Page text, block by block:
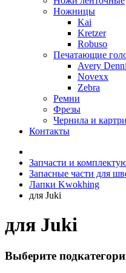
Ножницы
Kai
Kretzer
Robuso
Печатающие
Avery
Novexx
Zebra
Ремни
Фрезы
Чернила и
Контакты
Запчасти и
Запасные части для
Лапки Kwokhing
для Juki
для Juki
Выберите